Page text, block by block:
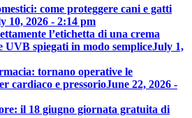
come proteggere cani e gatti
10, 2026 - 2:14 pm
l’etichetta di una crema
UVB spiegati in modo sempliceJuly 1,
tornano operative le
cardiaco e pressorioJune 22, 2026 -
il 18 giugno giornata gratuita di